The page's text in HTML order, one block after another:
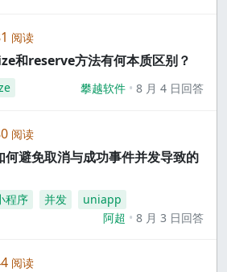
阅读
和reserve方法有何本质区别？
攀越软件 8 月 4 日回答
阅读
何避免取消与成功事件并发导致的
程序 并发
uniapp
阿超
8 月 3 日回答
阅读